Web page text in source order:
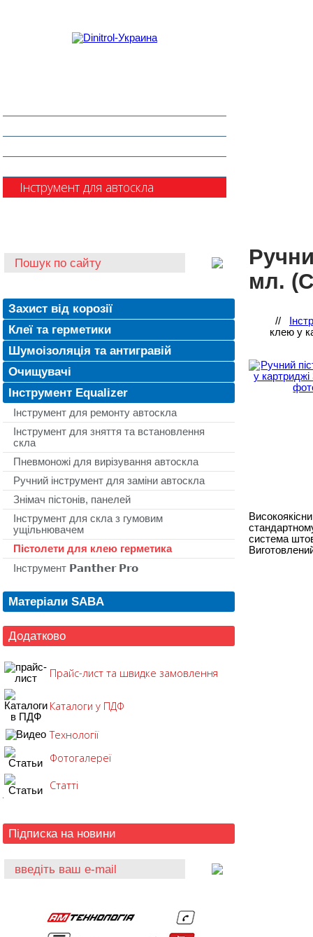
Інструмент для автоскла
Захист від корозії
Клеї та герметики
Шумоізоляція та антигравій
Очищувачі
Інструмент Equalizer
Інструмент для ремонту автоскла
Інструмент для зняття та встановлення
скла
Пневмоножі для вирізування автоскла
Ручний інструмент для заміни автоскла
Знімач пістонів, панелей
Інструмент для скла з гумовим
ущільнювачем
Пістолети для клею герметика
Інструмент 𝗣𝗮𝗻𝘁𝗵𝗲𝗿 𝗣𝗿𝗼
Матеріали SABA
Додатково
Прайс-лист та швидке замовлення
Каталоги у ПДФ
Технології
Фотогалереї
Статті
Підписка на новини
мл.
//
клею у
система